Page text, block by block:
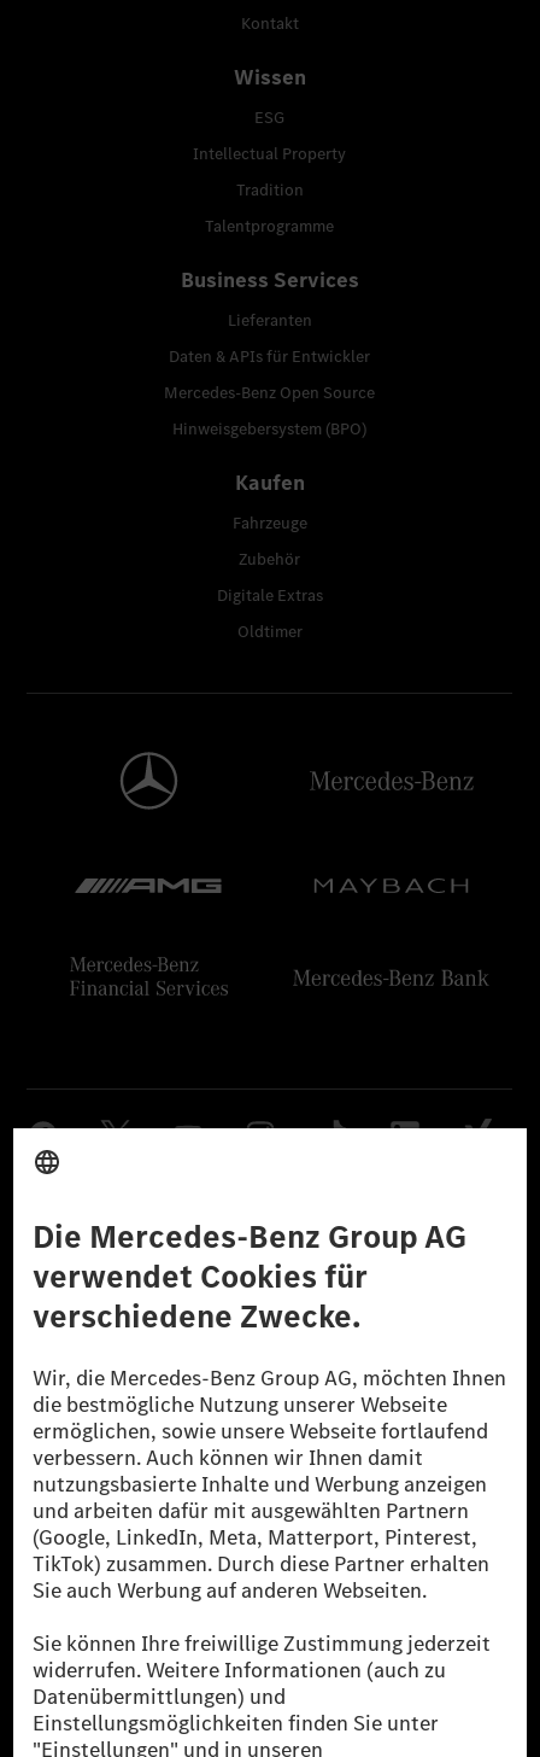
Kontakt
Wissen
ESG
Intellectual Property
Tradition
Talentprogramme
Business Services
Lieferanten
Daten & APIs für Entwickler
Mercedes-Benz Open Source
Hinweisgebersystem (BPO)
Kaufen
Fahrzeuge
Zubehör
Digitale Extras
Oldtimer
Datenschutz Lizenzhinweise Dritter Barrierefreiheit
© 2026 Mercedes-Benz Group AG. Alle Rechte vorbehalten.
[1] Bilanziell CO₂-neutral bedeutet, dass nicht vermiedene oder nicht
reduzierte CO₂-Emissionen bei der Mercedes-Benz Group durch
zertifizierte Ausgleichsprojekte kompensiert werden.
[2] Renewable Charging ist ein integraler Bestandteil von MB.CHARGE
Public in Europa, den USA, Kanada und China. Sofern an der jeweiligen
Ladestation noch kein Strom aus erneuerbaren Energien vorliegt,
verwendet Renewable Charging Grünstromzertifikate*. Diese stellen
sicher, dass für Ladevorgänge über MB.CHARGE Public eine äquivalente
Strommenge aus erneuerbaren Energien ins Stromnetz eingespeist wird.
* Inkl. EKOenergy Ökolabel
* Die angegebenen Werte wurden nach dem vorgeschriebenen
Messverfahren WLTP (Worldwide harmonised Light vehicles Test
Procedure) ermittelt. Die angegebenen Spannweiten beziehen sich auf
den europäischen Markt. Der Energieverbrauch und der CO₂-Ausstoß